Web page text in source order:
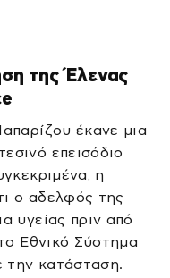
της Έλενας
έκανε μια
επεισόδιο
η
ο αδελφός της
υγείας πριν από
Εθνικό Σύστημα
την κατάσταση.